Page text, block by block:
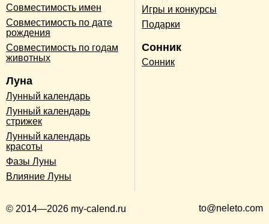
Совместимость имен
Совместимость по дате
рождения
Совместимость по годам
животных
Луна
Лунный календарь
Лунный календарь
стрижек
Лунный календарь
красоты
Фазы Луны
Влияние Луны
Игры и конкурсы
Подарки
Сонник
Сонник
© 2014—2026 my-calend.ru to@neleto.com